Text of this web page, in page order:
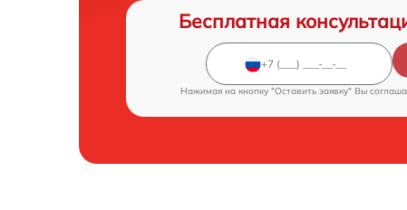
Бесплатная
Нажимая на кнопку "Оставить заявку" Вы